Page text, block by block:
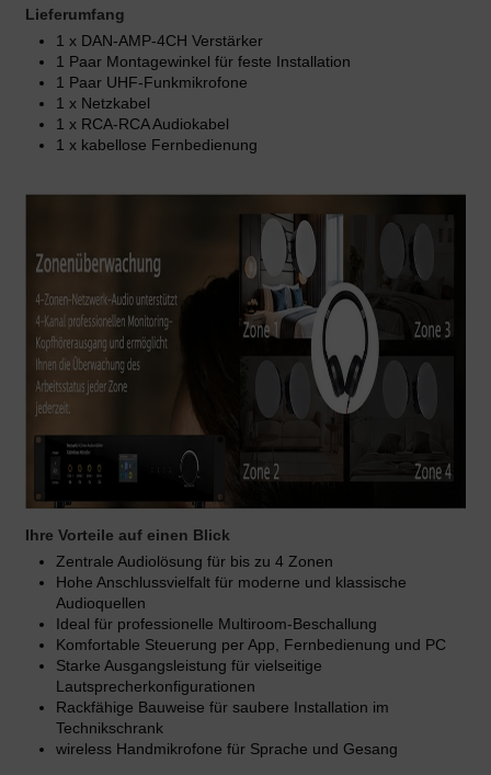
Lieferumfang
1 x DAN-AMP-4CH Verstärker
1 Paar Montagewinkel für feste Installation
1 Paar UHF-Funkmikrofone
1 x Netzkabel
1 x RCA-RCA Audiokabel
1 x kabellose Fernbedienung
Ihre Vorteile auf einen Blick
Zentrale Audiolösung für bis zu 4 Zonen
Hohe Anschlussvielfalt für moderne und klassische
Audioquellen
Ideal für professionelle Multiroom-Beschallung
Komfortable Steuerung per App, Fernbedienung und PC
Starke Ausgangsleistung für vielseitige
Lautsprecherkonfigurationen
Rackfähige Bauweise für saubere Installation im
Technikschrank
wireless Handmikrofone für Sprache und Gesang